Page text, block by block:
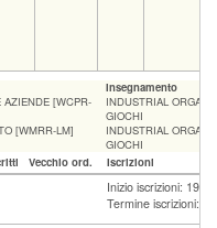
Insegnamento
AZIENDE [WCPR-
INDUSTRIAL
GIOCHI
[WMRR-LM]
INDUSTRIAL
GIOCHI
Vecchio ord. Iscrizioni
Inizio iscrizioni: 19-
Termine iscrizioni: